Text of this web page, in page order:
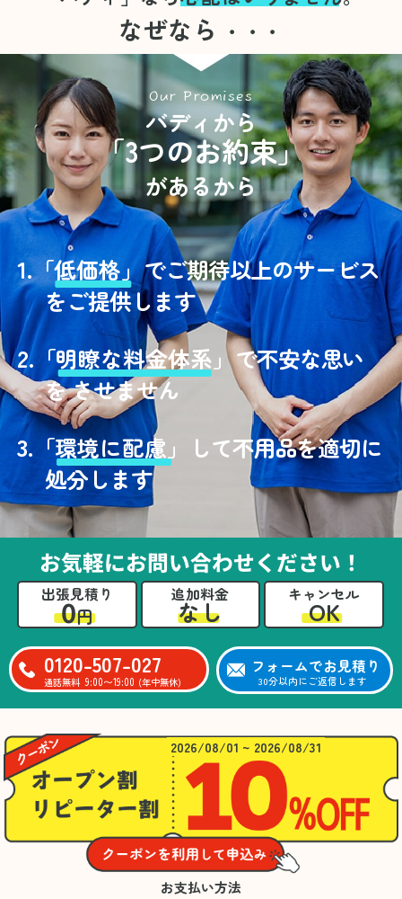
なぜなら ・・・
Our Promises
バディから
「3つのお約束」
があるから
1.「低価格」でご期待以上のサービス
をご提供します
2.「明瞭な料金体系」で不安な思い
を させません
3. 「環境に配慮」
して不用品を適切に
処分します
お気軽にお問い合わせください！
出張見積り
0円
追加料金
なし
キャンセル
OK
0120-507-027
通話無料 9:00〜19:00 (年中無休)
フォームでお見積り
30分以内にご返信します
2026/08/01 ~ 2026/08/31
お支払い方法